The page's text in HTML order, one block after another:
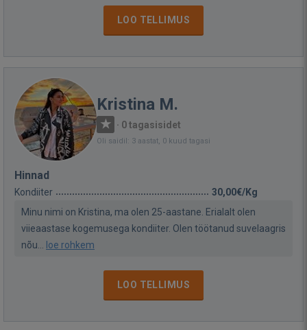
LOO TELLIMUS
Kristina M.
· 0 tagasisidet
Oli saidil: 3 aastat, 0 kuud tagasi
Hinnad
Kondiiter
30,00€/Kg
Minu nimi on Kristina, ma olen 25-aastane. Erialalt olen
viieaastase kogemusega kondiiter. Olen töötanud suvelaagris
nõu...
loe rohkem
LOO TELLIMUS